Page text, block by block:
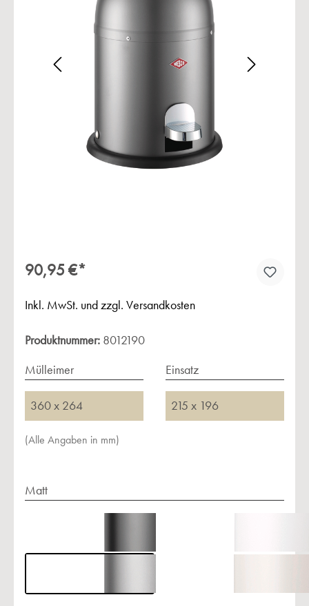
Bildergalerie überspringen
90,95 €*
Inkl. MwSt. und zzgl. Versandkosten
Produktnummer: 8012190
Mülleimer
360 x 264
Einsatz
215 x 196
(Alle Angaben in mm)
Matt